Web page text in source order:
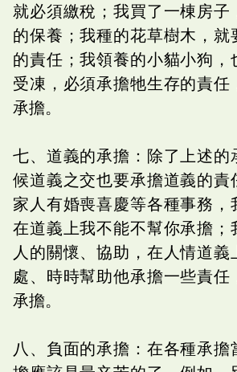
就必須繳稅；我買了一棟房子
的保養；我種的花草樹木，就
的責任；我領養的小貓小狗，
受凍，必須承擔牠生存的責任
承擔。
七、道義的承擔：除了上述的
候道義之交也要承擔道義的責
家人有婚喪喜慶等各種事務，
在道義上我不能不幫你承擔；
人的關懷、協助，在人情道義
處、時時幫助他承擔一些責任
承擔。
八、負面的承擔：在各種承擔